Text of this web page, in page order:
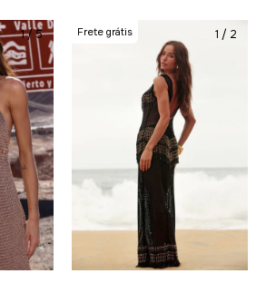
1/5 1 / 2
Frete grátis